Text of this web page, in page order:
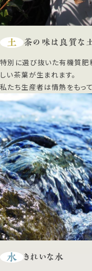
土 茶の味は良質な土
特別に選び抜いた有機質肥
しい茶葉が生まれます。
私たち生産者は情熱をもっ
水 きれいな水